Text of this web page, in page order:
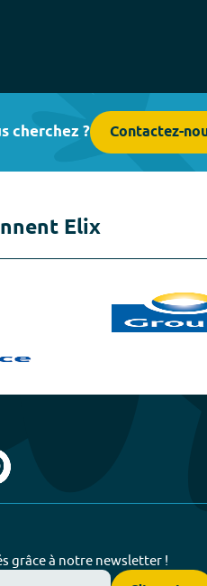
cherchez ? Contactez-
Elix
grâce à notre newsletter !